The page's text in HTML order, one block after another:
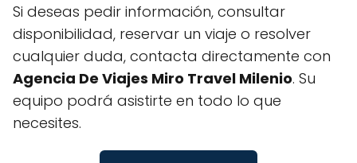
Si deseas pedir información, consultar
disponibilidad, reservar un viaje o resolver
cualquier duda, contacta directamente con
Agencia De Viajes Miro Travel Milenio. Su
equipo podrá asistirte en todo lo que
necesites.